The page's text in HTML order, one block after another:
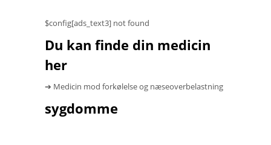
$config[ads_text3] not found
Du kan finde din medicin
her
➔ Medicin mod forkølelse og næseoverbelastning
sygdomme